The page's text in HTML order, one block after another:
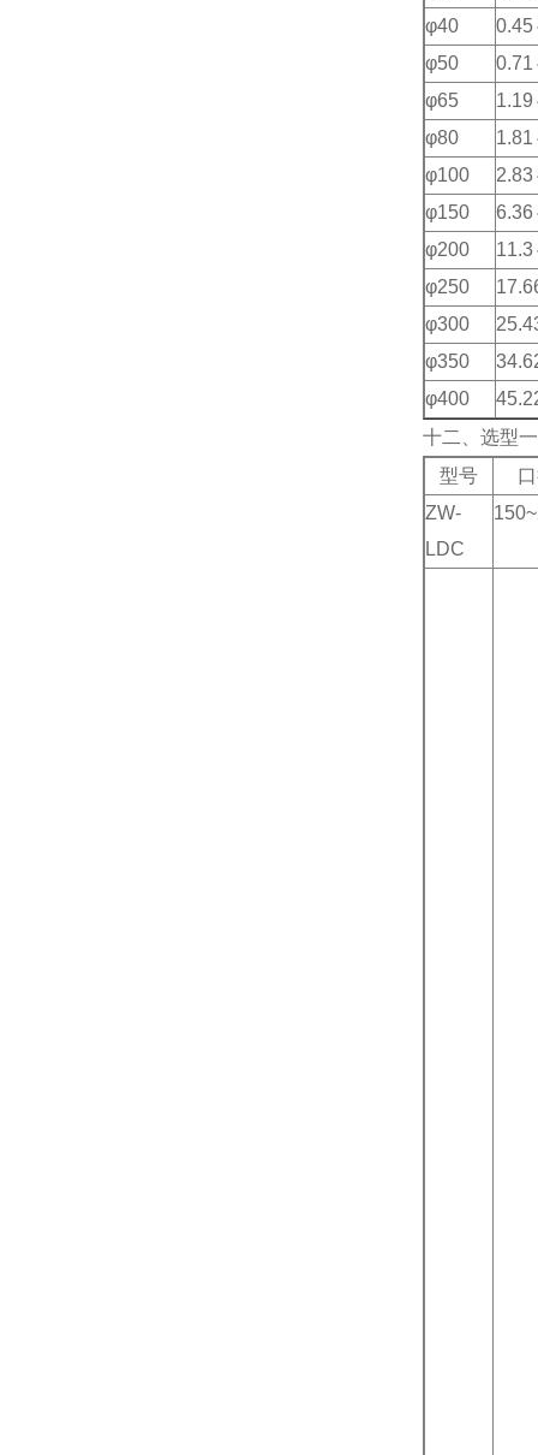
φ40
0.45
φ50
0.71
φ65
1.19
φ80
1.81
φ100
2.83
φ150
6.36
φ200
11.3
φ250
φ300
φ350
φ400
十二、选型
型号
ZW-
LDC